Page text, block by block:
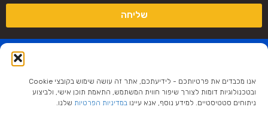
אנו מכבדים את פרטיותכם - לידיעתכם, אתר זה עושה שימוש בקובצי Cookie
ובטכנולוגיות דומות לצורך שיפור חווית המשתמש, התאמת תוכן אישי, ולביצוע
ניתוחים סטטיסטיים. למידע נוסף, אנא עיינו במדיניות הפרטיות שלנו.
שליחה
דף הבית
פרויקטים
שלנו
בניית דפי נחיתה
בניית אתרי
צור קשר